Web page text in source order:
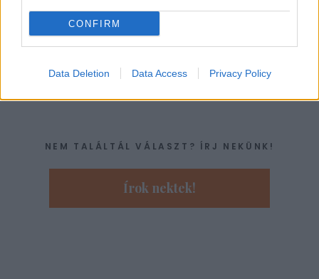
CONFIRM
Data Deletion Data Access Privacy Policy
riadalomról.
az illusztráció a metaltoad.com-ról van)
NEM TALÁLTÁL VÁLASZT? ÍRJ NEKÜNK!
Írok nektek!